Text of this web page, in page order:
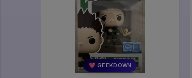
💖 GEEKDOWN